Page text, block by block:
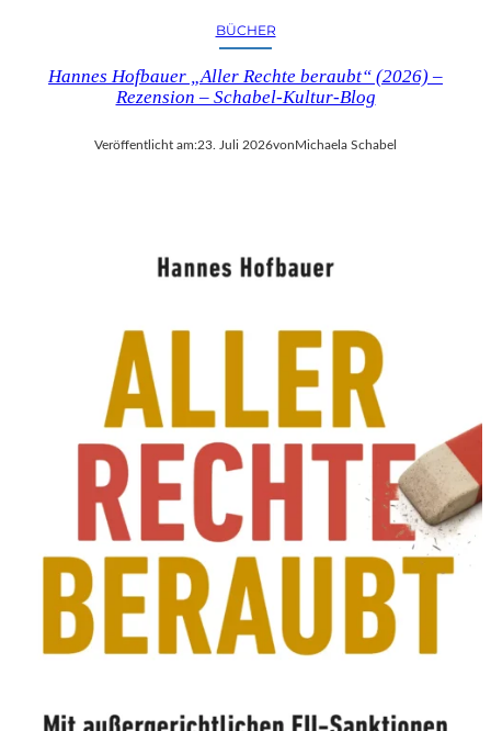
BÜCHER
Hannes Hofbauer „Aller Rechte beraubt“ (2026) –
Rezension – Schabel-Kultur-Blog
Veröffentlicht am:23. Juli 2026vonMichaela Schabel